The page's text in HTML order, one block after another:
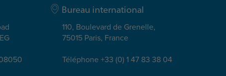
Bureau international
110, Boulevard de Grenelle,
75015 Paris, France
Téléphone +33 (0) 1 47 83 38 04